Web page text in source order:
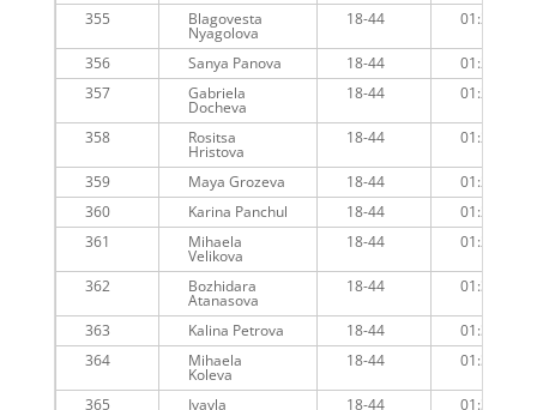
355
Blagovesta
Nyagolova
18-44 01:27:57
356 Sanya Panova 18-44
01:29:19
357
Gabriela
Docheva
18-44 01:28:38
358 Rositsa
Hristova
18-44 01:28:51
359 Maya Grozeva 18-44
01:28:51
360
Karina Panchul 18-44
01:29:27
361
Mihaela
Velikova
18-44 01:29:48
362 Bozhidara
Atanasova
18-44 01:30:31
363 Kalina Petrova 18-44
01:31:08
364
Mihaela
Koleva
18-44 01:31:09
365 Ivayla 18-44 01:31:39